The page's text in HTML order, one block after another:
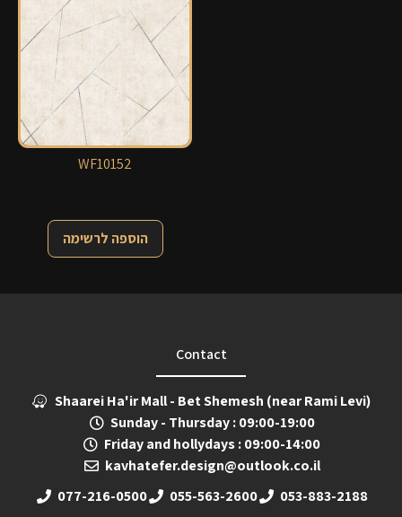
WF10152
הוספה לרשימה
Contact
Shaarei Ha'ir Mall - Bet Shemesh (near Rami Levi)
Sunday - Thursday : 09:00-19:00
Friday and hollydays : 09:00-14:00
kavhatefer.design@outlook.co.il
077-216-0500
055-563-2600 053-883-2188